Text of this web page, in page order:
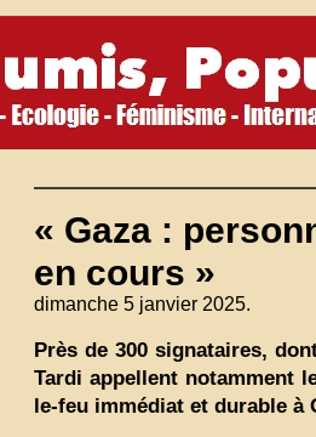
« Gaza :
en cours »
dimanche 5 janvier 2025.
Près de 300 signataires,
Tardi appellent notamment
le-feu immédiat et durable à